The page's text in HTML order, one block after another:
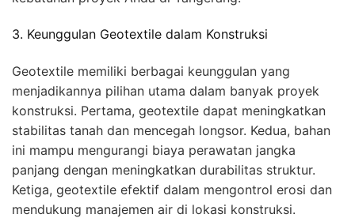
3. Keunggulan Geotextile dalam Konstruksi
Geotextile memiliki berbagai keunggulan yang
menjadikannya pilihan utama dalam banyak proyek
konstruksi. Pertama, geotextile dapat meningkatkan
stabilitas tanah dan mencegah longsor. Kedua, bahan
ini mampu mengurangi biaya perawatan jangka
panjang dengan meningkatkan durabilitas struktur.
Ketiga, geotextile efektif dalam mengontrol erosi dan
mendukung manajemen air di lokasi konstruksi.